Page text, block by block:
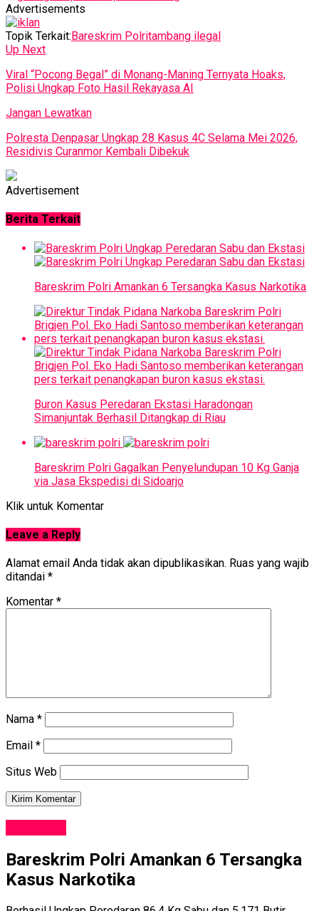
Advertisements
Topik Terkait:Bareskrim Polritambang ilegal
Up Next
Viral “Pocong Begal” di Monang-Maning Ternyata Hoaks,
Polisi Ungkap Foto Hasil Rekayasa AI
Jangan Lewatkan
Polresta Denpasar Ungkap 28 Kasus 4C Selama Mei 2026,
Residivis Curanmor Kembali Dibekuk
Advertisement
Berita Terkait
Bareskrim Polri Amankan 6 Tersangka Kasus Narkotika
Buron Kasus Peredaran Ekstasi Haradongan
Simanjuntak Berhasil Ditangkap di Riau
Bareskrim Polri Gagalkan Penyelundupan 10 Kg Ganja
via Jasa Ekspedisi di Sidoarjo
Klik untuk Komentar
Leave a Reply
Alamat email Anda tidak akan dipublikasikan. Ruas yang wajib
ditandai *
Komentar *
Nama *
Email *
Situs Web
Bareskrim Polri Amankan 6 Tersangka
Kasus Narkotika